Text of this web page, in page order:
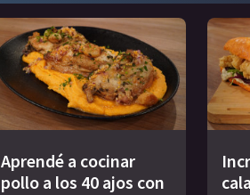
Aprendé a cocinar
pollo a los 40 ajos con